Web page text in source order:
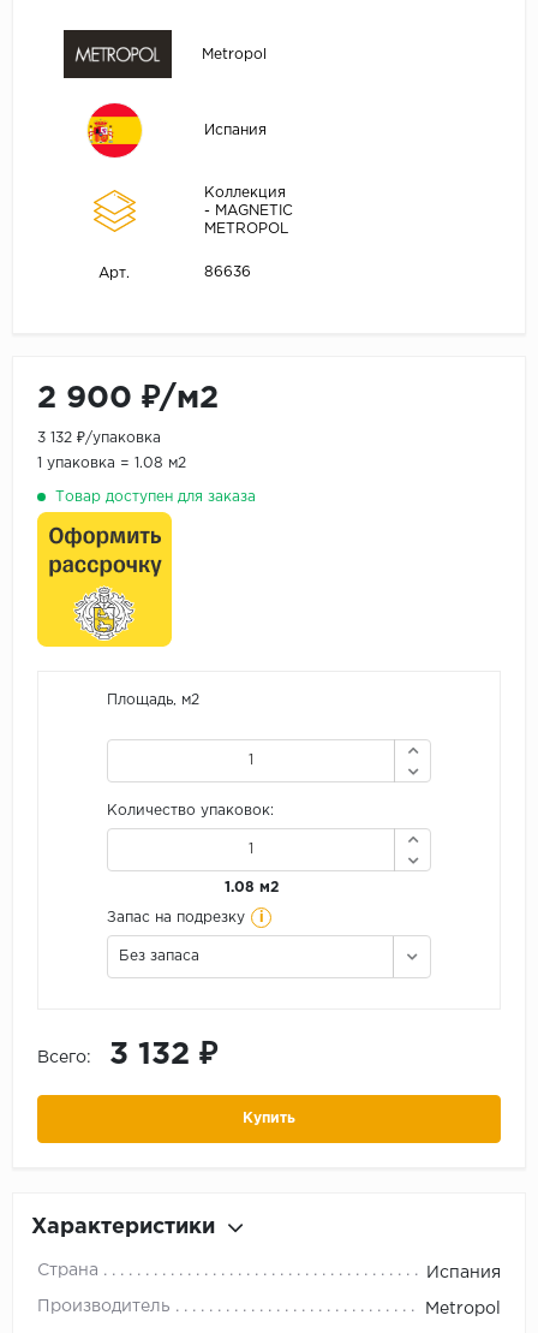
Metropol
Испания
Коллекция
- MAGNETIC
METROPOL
Арт. 86636
2 900 ₽/м2
3 132 ₽/упаковка
1 упаковка = 1.08 м2
Товар доступен для заказа
Площадь, м2
Количество упаковок:
1.08 м2
Запас на подрезку i
Без запаса
Всего: 3 132 ₽
Купить
Характеристики
Страна Испания
Производитель Metropol